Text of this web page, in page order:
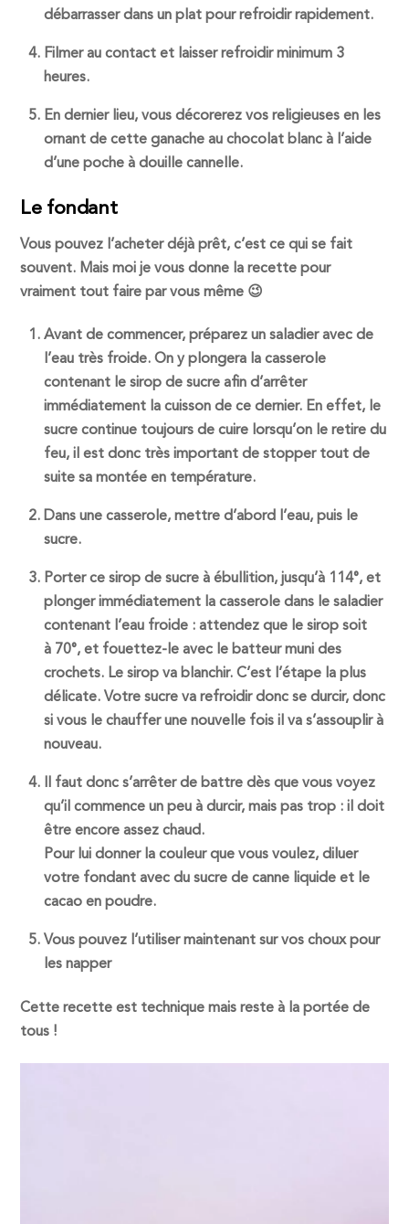
débarrasser dans un plat pour refroidir rapidement.
Filmer au contact et laisser refroidir minimum 3
heures.
En dernier lieu, vous décorerez vos religieuses en les
ornant de cette ganache au chocolat blanc à l’aide
d’une poche à douille cannelle.
Le fondant
Vous pouvez l’acheter déjà prêt, c’est ce qui se fait
souvent. Mais moi je vous donne la recette pour
vraiment tout faire par vous même 😉
Avant de commencer, préparez un saladier avec de
l’eau très froide. On y plongera la casserole
contenant le sirop de sucre afin d’arrêter
immédiatement la cuisson de ce dernier. En effet, le
sucre continue toujours de cuire lorsqu’on le retire du
feu, il est donc très important de stopper tout de
suite sa montée en température.
Dans une casserole, mettre d’abord l’eau, puis le
sucre.
Porter ce sirop de sucre à ébullition, jusqu’à 114°, et
plonger immédiatement la casserole dans le saladier
contenant l’eau froide : attendez que le sirop soit
à 70°, et fouettez-le avec le batteur muni des
crochets. Le sirop va blanchir. C’est l’étape la plus
délicate. Votre sucre va refroidir donc se durcir, donc
si vous le chauffer une nouvelle fois il va s’assouplir à
nouveau.
Il faut donc s’arrêter de battre dès que vous voyez
qu’il commence un peu à durcir, mais pas trop : il doit
être encore assez chaud.
Pour lui donner la couleur que vous voulez, diluer
votre fondant avec du sucre de canne liquide et le
cacao en poudre.
Vous pouvez l’utiliser maintenant sur vos choux pour
les napper
Cette recette est technique mais reste à la portée de
tous !